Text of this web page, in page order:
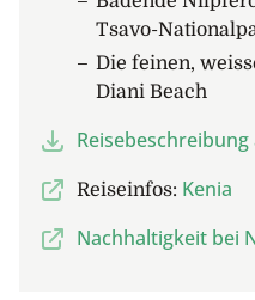
Tsavo-
Die feinen,
Diani Beach
Reisebeschreibung
Reiseinfos: Kenia
Nachhaltigkeit bei